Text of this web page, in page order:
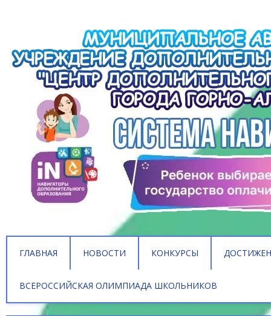
ГЛАВНАЯ НОВОСТИ КОНКУРСЫ
ВСЕРОССИЙСКАЯ ОЛИМПИАДА ШКОЛЬНИКОВ